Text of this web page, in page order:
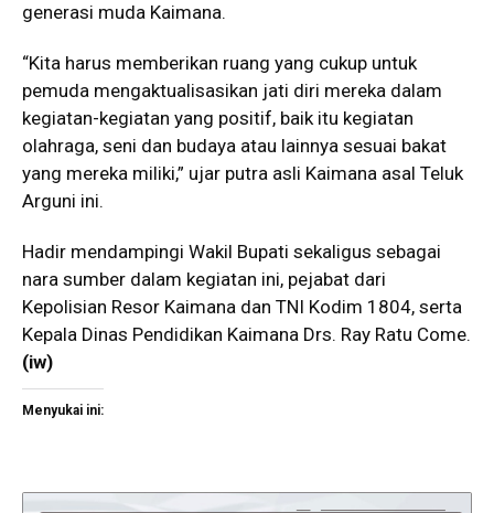
generasi muda Kaimana.
“Kita harus memberikan ruang yang cukup untuk
pemuda mengaktualisasikan jati diri mereka dalam
kegiatan-kegiatan yang positif, baik itu kegiatan
olahraga, seni dan budaya atau lainnya sesuai bakat
yang mereka miliki,” ujar putra asli Kaimana asal Teluk
Arguni ini.
Hadir mendampingi Wakil Bupati sekaligus sebagai
nara sumber dalam kegiatan ini, pejabat dari
Kepolisian Resor Kaimana dan TNI Kodim 1804, serta
Kepala Dinas Pendidikan Kaimana Drs. Ray Ratu Come.
(iw)
Menyukai ini: